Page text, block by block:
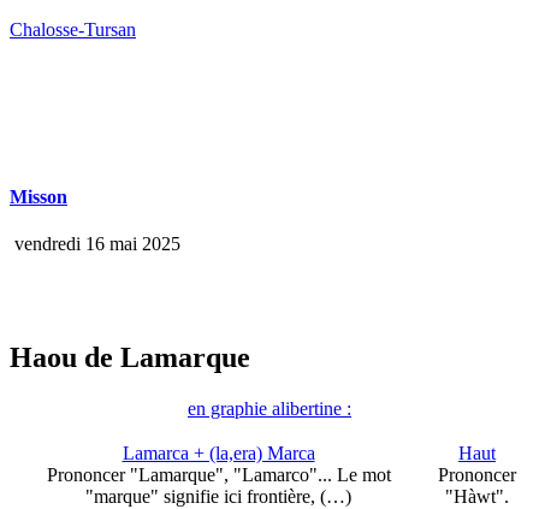
Chalosse-Tursan
Misson
vendredi 16 mai 2025
Haou de Lamarque
en graphie alibertine :
Lamarca + (la,era) Marca
Prononcer "Lamarque", "Lamarco"... Le mot
"marque" signifie ici frontière, (…)
Haut
Prononcer
"Hàwt".